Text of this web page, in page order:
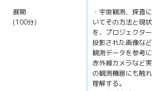
展開
(100分)
・宇宙観測，探査
いてその方法と現状
を、プロジェクタ
投影された画像な
観測データを参考に
赤外線カメラなど
の観測機器にも触れ
理解する。